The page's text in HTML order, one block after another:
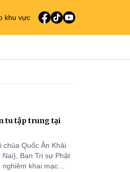
khu vực
tu tập trung tại
chùa Quốc Ân Khải
Ban Trị sự Phật
khai mạc